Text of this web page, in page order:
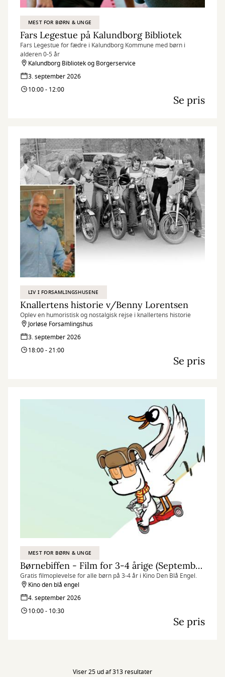
MEST FOR BØRN & UNGE
Fars Legestue på Kalundborg Bibliotek
Fars Legestue for fædre i Kalundborg Kommune med børn i
alderen 0-5 år
Kalundborg Bibliotek og Borgerservice
3. september 2026
10:00 - 12:00
Se pris
LIV I FORSAMLINGSHUSENE
Knallertens historie v/Benny Lorentsen
Oplev en humoristisk og nostalgisk rejse i knallertens historie
Jorløse Forsamlingshus
3. september 2026
18:00 - 21:00
Se pris
MEST FOR BØRN & UNGE
Børnebiffen - Film for 3-4 årige (September)
Gratis filmoplevelse for alle børn på 3-4 år i Kino Den Blå Engel.
Kino den blå engel
4. september 2026
10:00 - 10:30
Se pris
Viser 25 ud af 313 resultater